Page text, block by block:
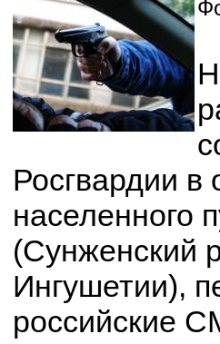
Росгвардии в
населенного
(Сунженский
Ингушетии),
российские